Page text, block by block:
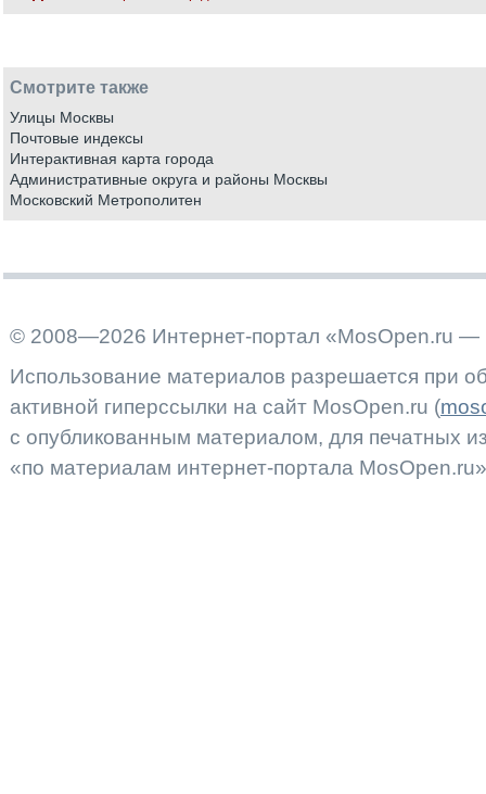
Смотрите также
Улицы Москвы
Почтовые индексы
Интерактивная карта города
Административные округа и районы Москвы
Московский Метрополитен
© 2008—2026 Интернет-портал «MosOpen.ru —
Использование материалов разрешается при
активной гиперссылки на сайт MosOpen.ru (
с опубликованным материалом, для печатных
«по материалам интернет-портала